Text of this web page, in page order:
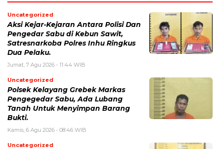
Uncategorized
Aksi Kejar-Kejaran Antara Polisi Dan
Pengedar Sabu di Kebun Sawit,
Satresnarkoba Polres Inhu Ringkus
Dua Pelaku.
Jumat, 7 Agu 2026 - 11:44 WIB
Uncategorized
Polsek Kelayang Grebek Markas
Pengegedar Sabu, Ada Lubang
Tanah Untuk Menyimpan Barang
Bukti.
Kamis, 6 Agu 2026 - 08:46 WIB
Uncategorized